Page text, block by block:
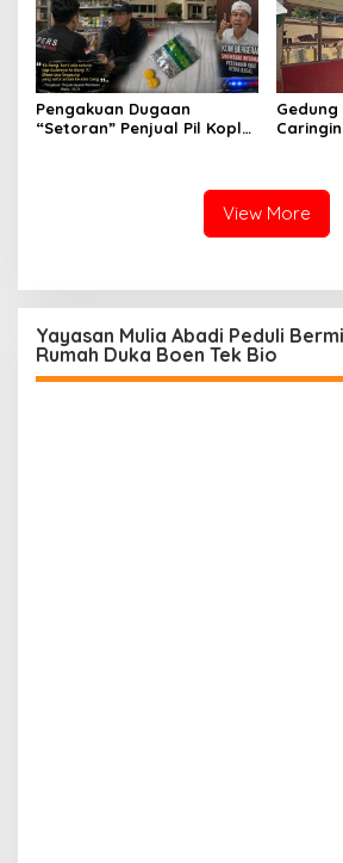
Pengakuan Dugaan
“Setoran” Penjual Pil Koplo
Gedung
View More
Yayasan Mulia Abadi Peduli
Rumah Duka Boen Tek Bio